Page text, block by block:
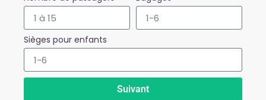
Sièges pour enfants
Suivant